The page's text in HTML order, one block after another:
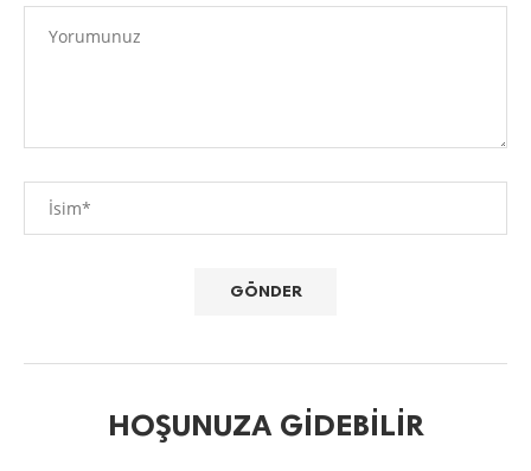
HOŞUNUZA GIDEBILIR